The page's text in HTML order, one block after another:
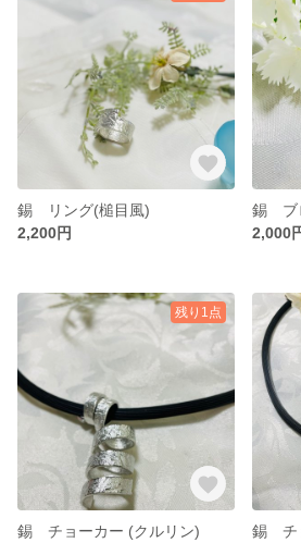
錫 リング(槌目風)
2,200円
錫 ブ
2,000
残り1点
錫 チョーカー (クルリン)
錫 チ